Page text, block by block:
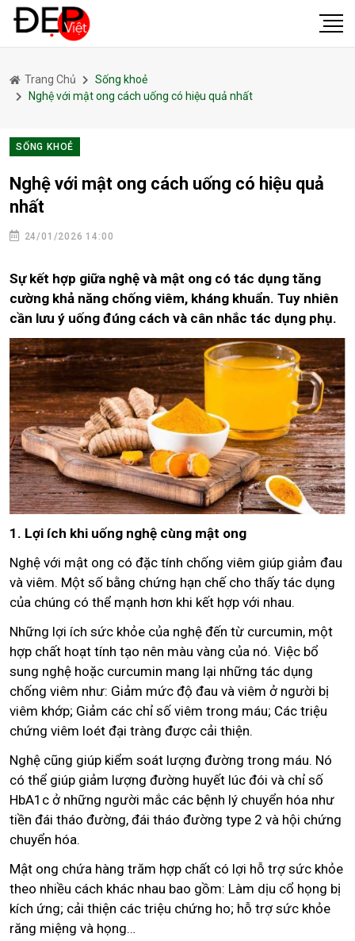
Trang Chủ
Sống khoẻ
Nghệ với mật ong cách uống có hiệu quả nhất
SỐNG KHOẺ
Nghệ với mật ong cách uống có hiệu quả
nhất
24/01/2026 14:00
Sự kết hợp giữa nghệ và mật ong có tác dụng tăng
cường khả năng chống viêm, kháng khuẩn. Tuy nhiên
cần lưu ý uống đúng cách và cân nhắc tác dụng phụ.
1. Lợi ích khi uống nghệ cùng mật ong
Nghệ với mật ong có đặc tính chống viêm giúp giảm đau
và viêm. Một số bằng chứng hạn chế cho thấy tác dụng
của chúng có thể mạnh hơn khi kết hợp với nhau.
Những lợi ích sức khỏe của nghệ đến từ curcumin, một
hợp chất hoạt tính tạo nên màu vàng của nó. Việc bổ
sung nghệ hoặc curcumin mang lại những tác dụng
chống viêm như: Giảm mức độ đau và viêm ở người bị
viêm khớp; Giảm các chỉ số viêm trong máu; Các triệu
chứng viêm loét đại tràng được cải thiện.
Nghệ cũng giúp kiểm soát lượng đường trong máu. Nó
có thể giúp giảm lượng đường huyết lúc đói và chỉ số
HbA1c ở những người mắc các bệnh lý chuyển hóa như
tiền đái tháo đường, đái tháo đường type 2 và hội chứng
chuyển hóa.
Mật ong chứa hàng trăm hợp chất có lợi hỗ trợ sức khỏe
theo nhiều cách khác nhau bao gồm: Làm dịu cổ họng bị
kích ứng; cải thiện các triệu chứng ho; hỗ trợ sức khỏe
răng miệng và họng…